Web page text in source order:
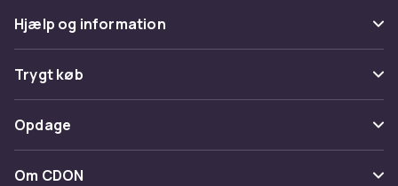
Hjælp og information
Ofte stillede spørgsmål
Spor pakke
Fortryd & returner her
Kontakt os
Trygt køb
Betaling
Levering
Opdage
Kategorier
Om CDON